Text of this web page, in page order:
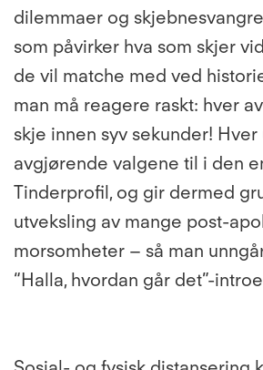
dilemmaer og
som påvirker hva som skjer
de vil matche med ved
man må reagere raskt: hver
skje innen syv sekunder!
avgjørende valgene til i den
Tinderprofil, og gir dermed
utveksling av mange post-
morsomheter – så man
“Halla, hvordan går det”-